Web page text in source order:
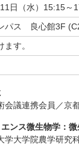
日（水）15:15～
パス 良心館3F
す。
議連携会員／京
ンス微生物学：微
大学院農学研究科